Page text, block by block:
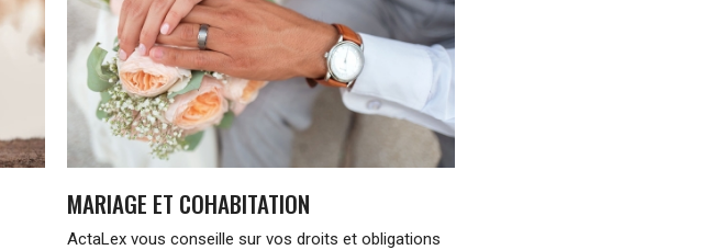
MARIAGE ET COHABITATION
ActaLex vous conseille sur vos droits et obligations